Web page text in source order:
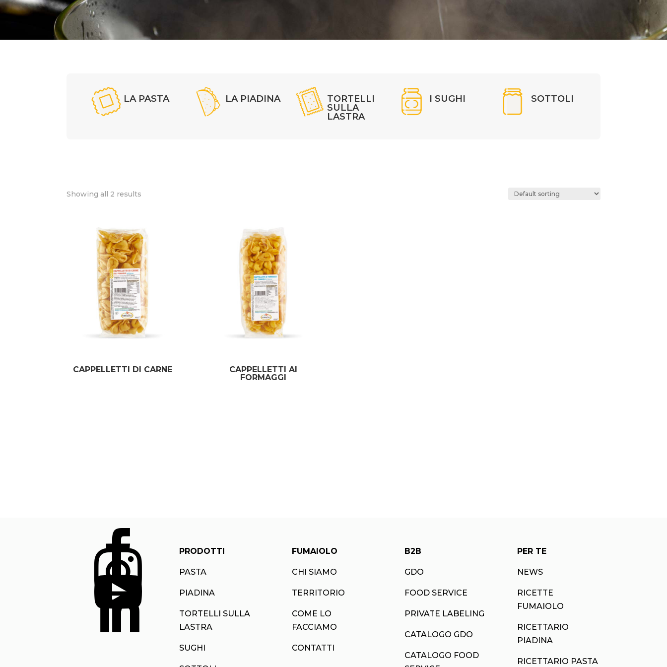
LA PASTA LA PIADINA
TORTELLI
SULLA
LASTRA
I SUGHI SOTTOLI
Showing all 2 results
CAPPELLETTI DI CARNE
CAPPELLETTI AI
FORMAGGI




PRODOTTI
PASTA
PIADINA
TORTELLI SULLA
LASTRA
SUGHI
FUMAIOLO
CHI SIAMO
TERRITORIO
COME LO
FACCIAMO
CONTATTI
B2B
GDO
FOOD SERVICE
PRIVATE LABELING
CATALOGO GDO
CATALOGO FOOD
PER TE
NEWS
RICETTE
FUMAIOLO
RICETTARIO
PIADINA
RICETTARIO PASTA